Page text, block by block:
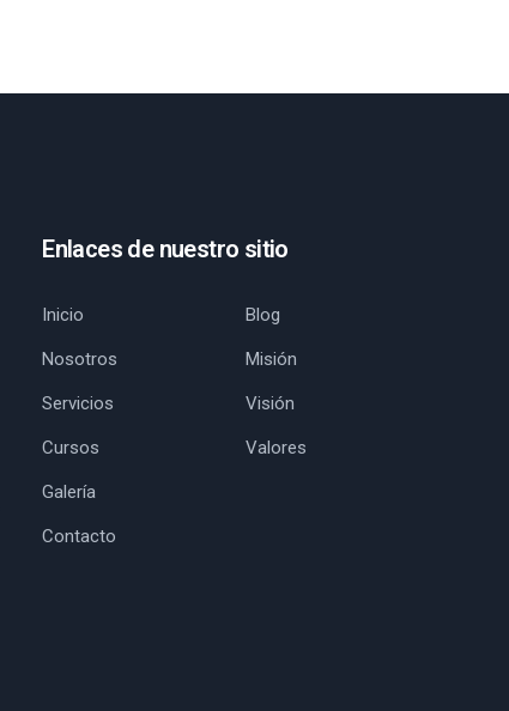
Enlaces de nuestro sitio
Inicio
Nosotros
Servicios
Cursos
Galería
Contacto
Blog
Misión
Visión
Valores